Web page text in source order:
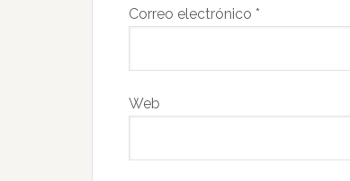
Correo electrónico *
Web